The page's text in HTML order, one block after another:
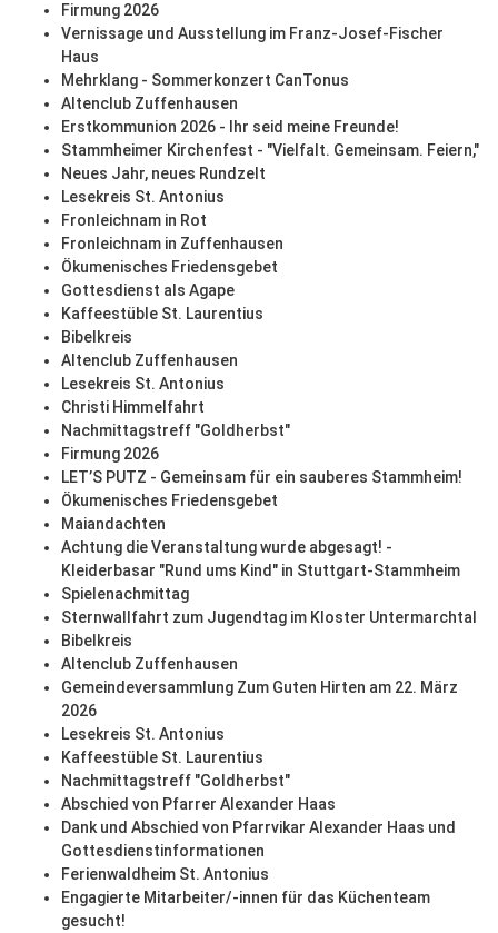
Firmung 2026
Vernissage und Ausstellung im Franz-Josef-Fischer
Haus
Mehrklang - Sommerkonzert CanTonus
Altenclub Zuffenhausen
Erstkommunion 2026 - Ihr seid meine Freunde!
Stammheimer Kirchenfest - "Vielfalt. Gemeinsam. Feiern,"
Neues Jahr, neues Rundzelt
Lesekreis St. Antonius
Fronleichnam in Rot
Fronleichnam in Zuffenhausen
Ökumenisches Friedensgebet
Gottesdienst als Agape
Kaffeestüble St. Laurentius
Bibelkreis
Altenclub Zuffenhausen
Lesekreis St. Antonius
Christi Himmelfahrt
Nachmittagstreff "Goldherbst"
Firmung 2026
LET’S PUTZ - Gemeinsam für ein sauberes Stammheim!
Ökumenisches Friedensgebet
Maiandachten
Achtung die Veranstaltung wurde abgesagt! -
Kleiderbasar "Rund ums Kind" in Stuttgart-Stammheim
Spielenachmittag
Sternwallfahrt zum Jugendtag im Kloster Untermarchtal
Bibelkreis
Altenclub Zuffenhausen
Gemeindeversammlung Zum Guten Hirten am 22. März
2026
Lesekreis St. Antonius
Kaffeestüble St. Laurentius
Nachmittagstreff "Goldherbst"
Abschied von Pfarrer Alexander Haas
Dank und Abschied von Pfarrvikar Alexander Haas und
Gottesdienstinformationen
Ferienwaldheim St. Antonius
Engagierte Mitarbeiter/-innen für das Küchenteam
gesucht!